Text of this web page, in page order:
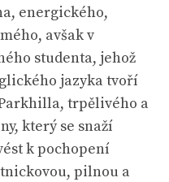
energického,
avšak v
studenta, jehož
jazyka tvoří
trpělivého a
který se snaží
k pochopení
pilnou a